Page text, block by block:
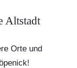
Altstadt
Orte und